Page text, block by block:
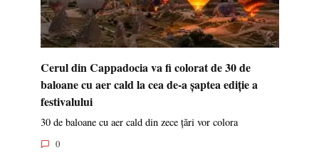
Cerul din Cappadocia va fi colorat de 30 de
baloane cu aer cald la cea de-a șaptea ediție a
festivalului
30 de baloane cu aer cald din zece țări vor colora
0